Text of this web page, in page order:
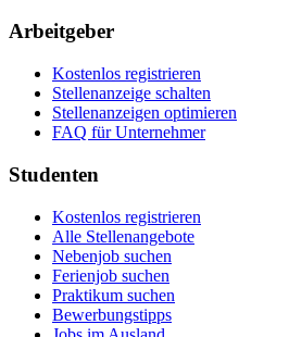
Arbeitgeber
Kostenlos registrieren
Stellenanzeige schalten
Stellenanzeigen optimieren
FAQ für Unternehmer
Studenten
Kostenlos registrieren
Alle Stellenangebote
Nebenjob suchen
Ferienjob suchen
Praktikum suchen
Bewerbungstipps